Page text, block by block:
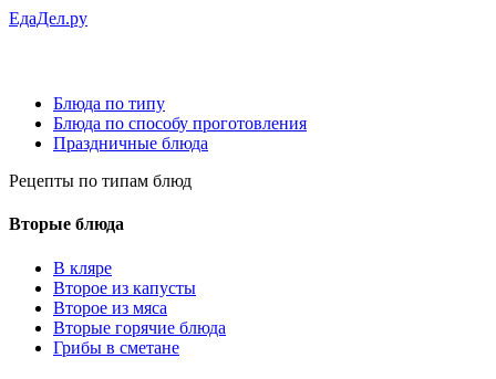
ЕдаДел.ру
Блюда по типу
Блюда по способу проготовления
Праздничные блюда
Рецепты по типам блюд
Вторые блюда
В кляре
Второе из капусты
Второе из мяса
Вторые горячие блюда
Грибы в сметане